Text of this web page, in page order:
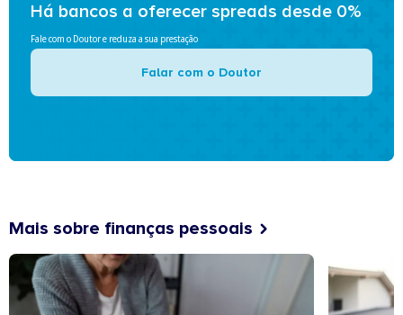
Há bancos a oferecer spreads desde 0%
Fale com o Doutor e reduza a sua prestação
Falar com o Doutor
Mais sobre finanças pessoais